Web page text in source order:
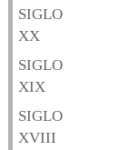
SIGLO
XX
SIGLO
XIX
SIGLO
XVIII